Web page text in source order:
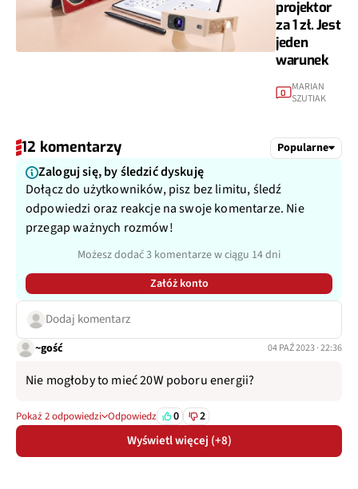
projektor
za 1 zł. Jest
jeden
warunek
0
MARIAN
SZUTIAK
12 komentarzy Popularne
Zaloguj się, by śledzić dyskuję
Dołącz do użytkowników, pisz bez limitu, śledź
odpowiedzi oraz reakcje na swoje komentarze. Nie
przegap ważnych rozmów!
Możesz dodać 3 komentarze w ciągu 14 dni
Załóż konto
Dodaj komentarz
~gość 04 PAŹ 2023 · 22:36
Nie mogłoby to mieć 20W poboru energii?
Pokaż 2 odpowiedzi Odpowiedz 0 2
Wyświetl więcej (+8)